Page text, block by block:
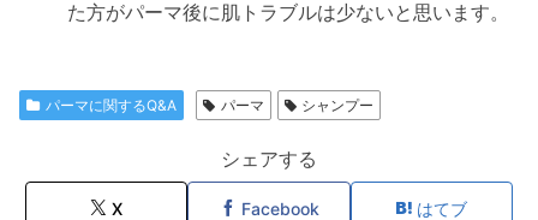
た方がパーマ後に肌トラブルは少ないと思います。
パーマに関するQ&A パーマ シャンプー
シェアする
X Facebook はてブ